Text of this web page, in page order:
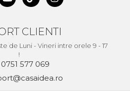
CLIENTI
de Luni - Vineri intre orele 9 - 17
!
0751 577 069